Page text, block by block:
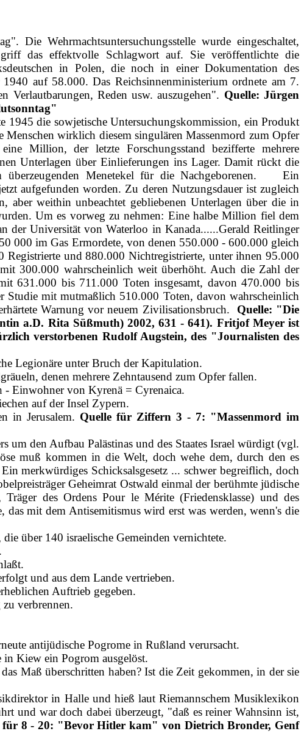
Die Wehrmachtsuntersuchungsstelle wurde eingeschaltet,
das effektvolle Schlagwort auf. Sie veröffentlichte die
in Polen, die noch in einer Dokumentation des
auf 58.000. Das Reichsinnenministerium ordnete am 7.
Reden usw. auszugehen". Quelle: Jürgen
1945 die sowjetische Untersuchungskommission, ein Produkt
wirklich diesem singulären Massenmord zum Opfer
Million, der letzte Forschungsstand bezifferte mehrere
Unterlagen über Einlieferungen ins Lager. Damit rückt die
Menetekel für die Nachgeborenen.
Ein
aufgefunden worden. Zu deren Nutzungsdauer ist zugleich
aber weithin unbeachtet gebliebenen Unterlagen über die in
Um es vorweg zu nehmen: Eine halbe Million fiel dem
der Universität von Waterloo in Kanada......Gerald Reitlinger
000 im Gas Ermordete, von denen 550.000 - 600.000 gleich
und 880.000 Nichtregistrierte, unter ihnen 95.000
300.000 wahrscheinlich weit überhöht. Auch die Zahl der
631.000 bis 711.000 Toten insgesamt, davon 470.000 bis
Studie mit mutmaßlich 510.000 Toten, davon wahrscheinlich
Warnung vor neuem Zivilisationsbruch.
Quelle: "Die
a.D. Rita Süßmuth) 2002, 631 - 641). Fritjof Meyer ist
verstorbenen Rudolf Augstein, des "Journalisten des
Legionäre unter Bruch der Kapitulation.
denen mehrere Zehntausend zum Opfer fallen.
- Einwohner von Kyrenä = Cyrenaica.
auf der Insel Zypern.
in Jerusalem. Quelle für Ziffern 3 - 7: "Massenmord im
den Aufbau Palästinas und des Staates Israel würdigt (vgl.
muß kommen in die Welt, doch wehe dem, durch den es
merkwürdiges Schicksalsgesetz ... schwer begreiflich, doch
Geheimrat Ostwald einmal der berühmte jüdische
des Ordens Pour le Mérite (Friedensklasse) und des
das mit dem Antisemitismus wird erst was werden, wenn's die
über 140 israelische Gemeinden vernichtete.
und aus dem Lande vertrieben.
Auftrieb gegeben.
verbrennen.
antijüdische Pogrome in Rußland verursacht.
in Kiew ein Pogrom ausgelöst.
Maß überschritten haben? Ist die Zeit gekommen, in der sie
in Halle und hieß laut Riemannschem Musiklexikon
und war doch dabei überzeugt, "daß es reiner Wahnsinn ist,
für 8 - 20: "Bevor Hitler kam" von Dietrich Bronder, Genf